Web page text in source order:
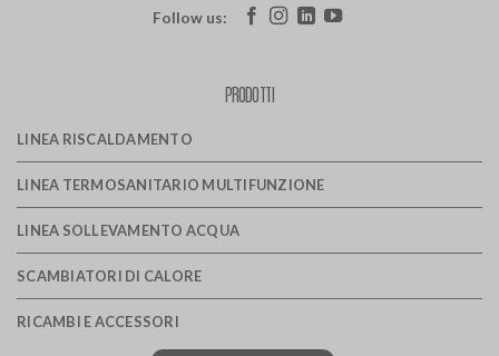
Follow us:
PRODOTTI
LINEA RISCALDAMENTO
LINEA TERMOSANITARIO MULTIFUNZIONE
LINEA SOLLEVAMENTO ACQUA
SCAMBIATORI DI CALORE
RICAMBI E ACCESSORI